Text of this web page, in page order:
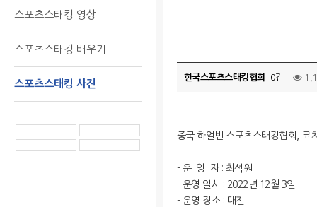
스포츠스태킹 영상
스포츠스태킹 배우기
스포츠스태킹 사진
한국스포츠스태킹협회 0건
중국 하얼빈 스포츠스태킹협회, 코
- 운 영 자 : 최석원
- 운영 일시 : 2022년 12월 3일
- 운영 장소 : 대전